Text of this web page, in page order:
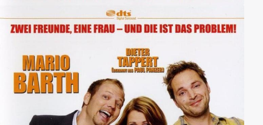
Intrigen in Stalins Machtapparat. Zu seiner
Überraschung trifft Zeisig im LUX auch seinen
niederländische Untergrundkämpferin Frida wieder,
die beide fest an das Gute im Kommunismus glauben.
Für die drei Freunde beginnt ein Abenteuer auf Leben
und Tod.